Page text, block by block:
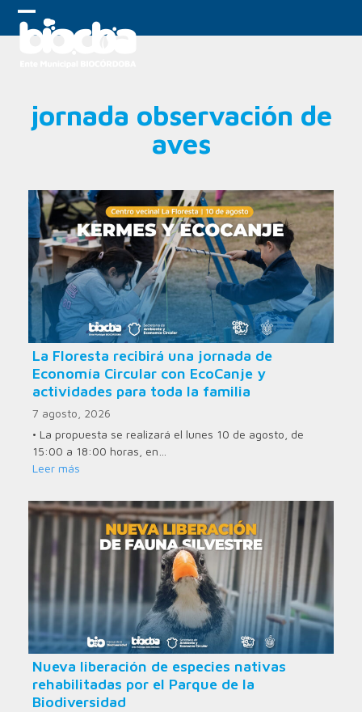
Skip
Open
Close
jornada observación de
aves
La Floresta recibirá una jornada de
Economía Circular con EcoCanje y
actividades para toda la familia
7 agosto, 2026
• La propuesta se realizará el lunes 10 de agosto, de
15:00 a 18:00 horas, en…
Leer más
Nueva liberación de especies nativas
rehabilitadas por el Parque de la
Biodiversidad